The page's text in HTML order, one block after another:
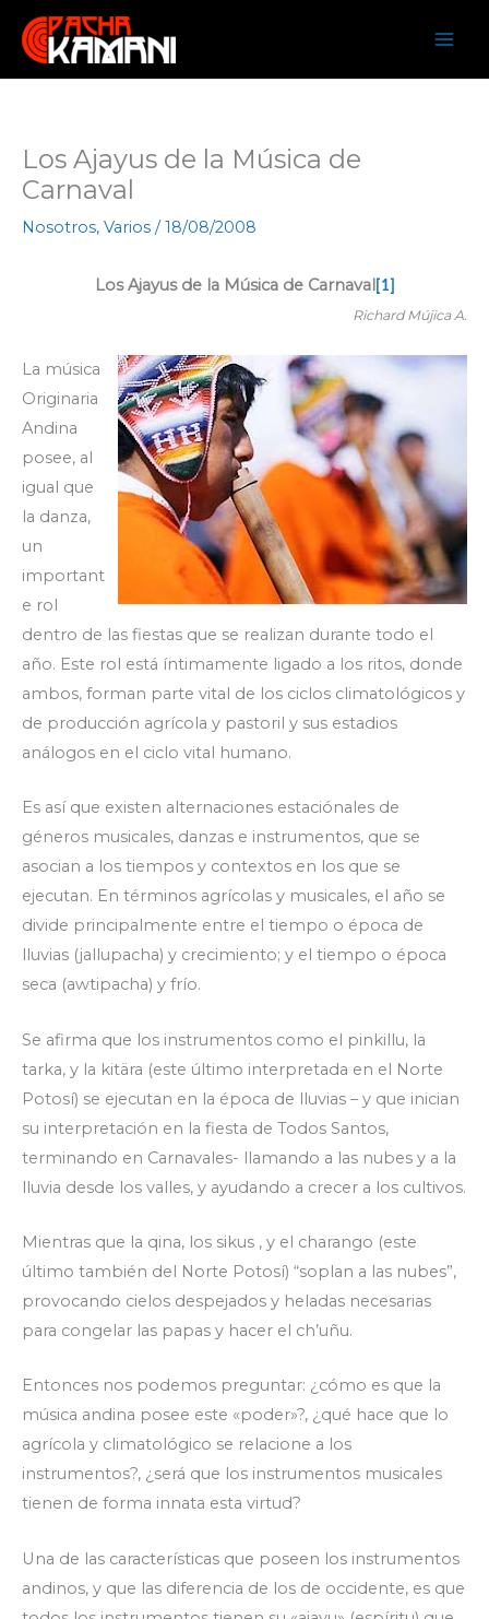
Los Ajayus de la Música de
Carnaval
Nosotros, Varios /18/08/2008
Los Ajayus de la Música de Carnaval [1]
Richard Mújica A.
La música
Originaria
Andina
posee, al
igual que
la danza,
un
important
e rol
dentro de las fiestas que se realizan durante todo el
año. Este rol está íntimamente ligado a los ritos, donde
ambos, forman parte vital de los ciclos climatológicos y
de producción agrícola y pastoril y sus estadios
análogos en el ciclo vital humano.
Es así que existen alternaciones estaciónales de
géneros musicales, danzas e instrumentos, que se
asocian a los tiempos y contextos en los que se
ejecutan. En términos agrícolas y musicales, el año se
divide principalmente entre el tiempo o época de
lluvias (jallupacha) y crecimiento; y el tiempo o época
seca (awtipacha) y frío.
Se afirma que los instrumentos como el pinkillu, la
tarka, y la kitära (este último interpretada en el Norte
Potosí) se ejecutan en la época de lluvias – y que inician
su interpretación en la fiesta de Todos Santos,
terminando en Carnavales- llamando a las nubes y a la
lluvia desde los valles, y ayudando a crecer a los cultivos.
Mientras que la qina, los sikus , y el charango (este
último también del Norte Potosí) “soplan a las nubes”,
provocando cielos despejados y heladas necesarias
para congelar las papas y hacer el ch’uñu.
Entonces nos podemos preguntar: ¿cómo es que la
música andina posee este «poder»?, ¿qué hace que lo
agrícola y climatológico se relacione a los
instrumentos?, ¿será que los instrumentos musicales
tienen de forma innata esta virtud?
Una de las características que poseen los instrumentos
andinos, y que las diferencia de los de occidente, es que